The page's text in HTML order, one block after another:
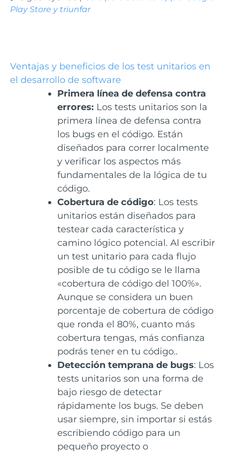
Play Store y triunfar
Ventajas y beneficios de los test unitarios en
el desarrollo de software
Primera línea de defensa contra
errores: Los tests unitarios son la
primera línea de defensa contra
los bugs en el código. Están
diseñados para correr localmente
y verificar los aspectos más
fundamentales de la lógica de tu
código.
Cobertura de código: Los tests
unitarios están diseñados para
testear cada característica y
camino lógico potencial. Al escribir
un test unitario para cada flujo
posible de tu código se le llama
«cobertura de código del 100%».
Aunque se considera un buen
porcentaje de cobertura de código
que ronda el 80%, cuanto más
cobertura tengas, más confianza
podrás tener en tu código.​.
Detección temprana de bugs: Los
tests unitarios son una forma de
bajo riesgo de detectar
rápidamente los bugs. Se deben
usar siempre, sin importar si estás
escribiendo código para un
pequeño proyecto o